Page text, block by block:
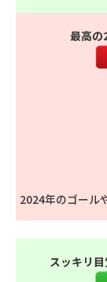
最高の
2024年のゴール
スッキリ